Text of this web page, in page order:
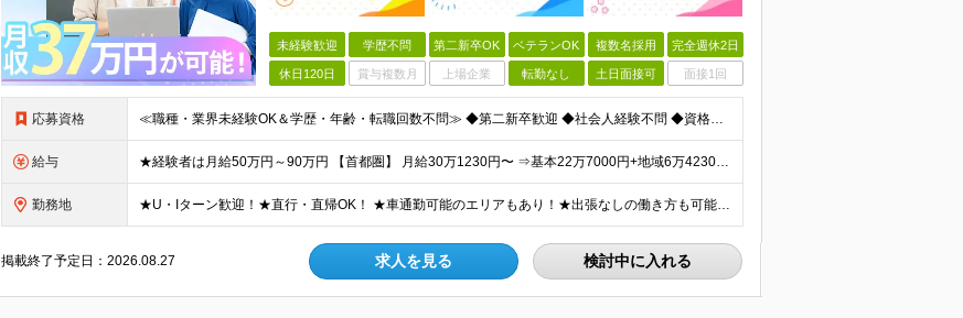
未経験歓迎 学歴不問 第二新卒OK ベテランOK 複数名採用 完全週休2日
休日120日 賞与複数月 上場企業 転勤なし 土日面接可 面接1回
応募資格 ≪職種・業界未経験OK＆学歴・年齢・転職回数不問≫ ◆第二新卒歓迎 ◆社会人経験不問 ◆資格不問 ※新卒の方もご応募可能 （待遇・募集要項等は別途ご案内いたします） ※入社時期は柔軟に対応します！半年
給与 ★経験者は月給50万円～90万円 【首都圏】 月給30万1230円〜 ⇒基本22万7000円+地域6万4230円+皆勤1万円 【群馬/栃木/茨城】 月給28万1090円〜 ⇒基本23万4000円+
勤務地 ★U・Iターン歓迎！★直行・直帰OK！ ★車通勤可能のエリアもあり！★出張なしの働き方も可能 全国47都道府県の各プロジェクト（転勤なし！勤務地に対する希望も実現可能！） 「自宅から1時間以内で通え
掲載終了予定日：2026.08.27 求人を見る 検討中に入れる